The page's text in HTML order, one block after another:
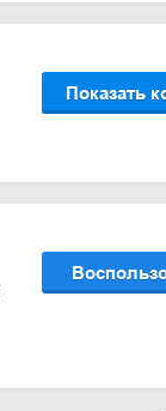
Показать